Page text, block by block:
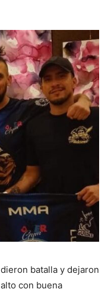
batalla y dejaron
con buena